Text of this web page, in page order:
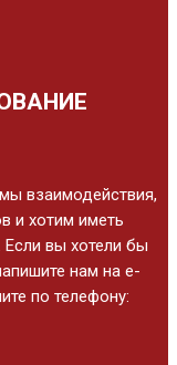
взаимодействия,
и хотим иметь
вы хотели бы
нам на е-
по телефону: